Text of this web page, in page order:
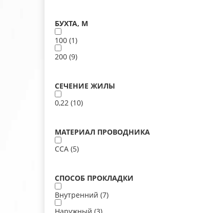
БУХТА, М
100 (1)
200 (9)
СЕЧЕНИЕ ЖИЛЫ
0,22 (10)
МАТЕРИАЛ ПРОВОДНИКА
ССА (5)
СПОСОБ ПРОКЛАДКИ
Внутренний (7)